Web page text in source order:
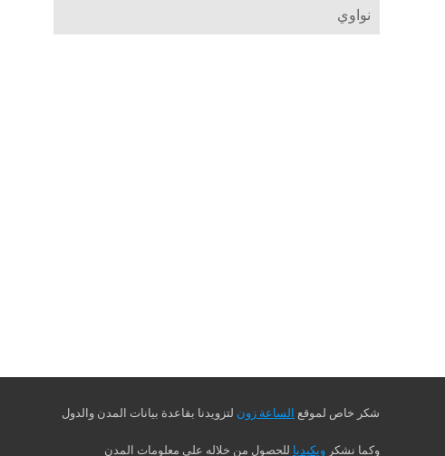
نواوي
شكر خاص لموقع الساعة زون لتزويدنا بقاعدة بيانات المدن والدول
وكما نشكر ويكيديا للحصول من خلاله على معلومات المدن